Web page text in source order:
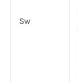
Sw